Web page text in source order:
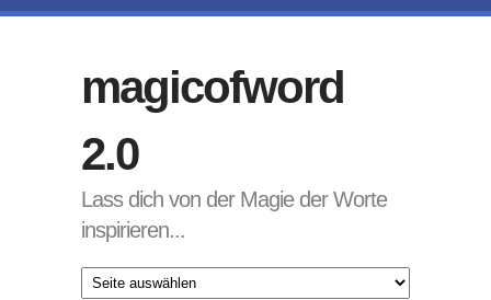
magicofword
2.0
Lass dich von der Magie der Worte
inspirieren...